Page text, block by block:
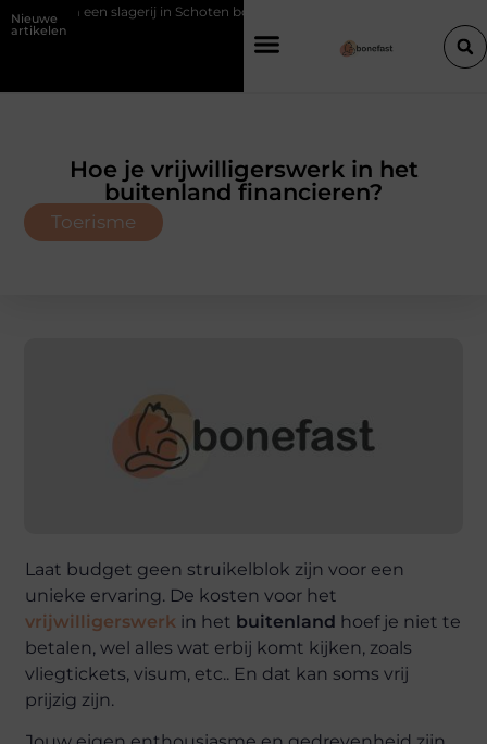
Nieuwe
artikelen
een slagerij in Schoten bouwt op vertrouwen en vakmanschap
Hoe je vrijwilligerswerk in het
buitenland financieren?
Toerisme
Laat budget geen struikelblok zijn voor een
unieke ervaring. De kosten voor het
vrijwilligerswerk in het buitenland hoef je niet te
betalen, wel alles wat erbij komt kijken, zoals
vliegtickets, visum, etc.. En dat kan soms vrij
prijzig zijn.